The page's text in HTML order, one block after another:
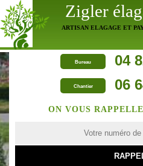
Zigler
ARTISAN ELAGAGE ET
Bureau 04
Chantier 06
ON VOUS